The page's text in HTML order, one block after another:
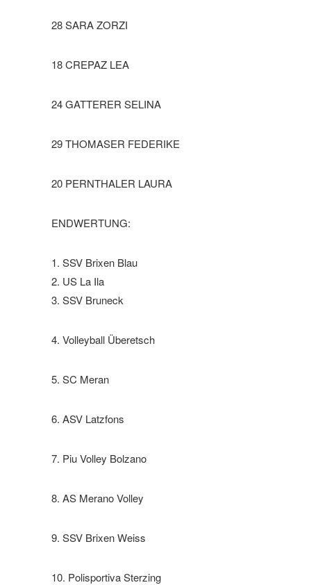
28 SARA ZORZI
18 CREPAZ LEA
24 GATTERER SELINA
29 THOMASER FEDERIKE
20 PERNTHALER LAURA
ENDWERTUNG:
1. SSV Brixen Blau
2. US La Ila
3. SSV Bruneck
4. Volleyball Überetsch
5. SC Meran
6. ASV Latzfons
7. Piu Volley Bolzano
8. AS Merano Volley
9. SSV Brixen Weiss
10. Polisportiva Sterzing